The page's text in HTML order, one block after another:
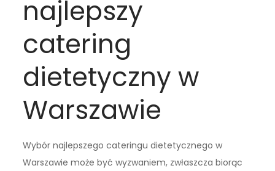
najlepszy
catering
dietetyczny w
Warszawie
Wybór najlepszego cateringu dietetycznego w
Warszawie może być wyzwaniem, zwłaszcza biorąc